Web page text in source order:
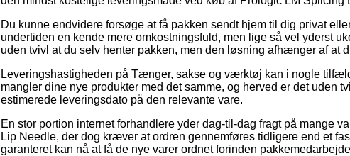
Du kunne endvidere forsøge at få pakken sendt hjem til dig privat
undertiden en kende mere omkostningsfuld, men lige så vel yderst
uden tvivl at du selv henter pakken, men den løsning afhænger af
Leveringshastigheden på Tænger, sakse og værktøj kan i nogle
mangler dine nye produkter med det samme, og herved er det uden
estimerede leveringsdato på den relevante vare.
En stor portion internet forhandlere yder dag-til-dag fragt på mange
Lip Needle, der dog kræver at ordren gennemføres tidligere end et
garanteret kan nå at få de nye varer ordnet forinden